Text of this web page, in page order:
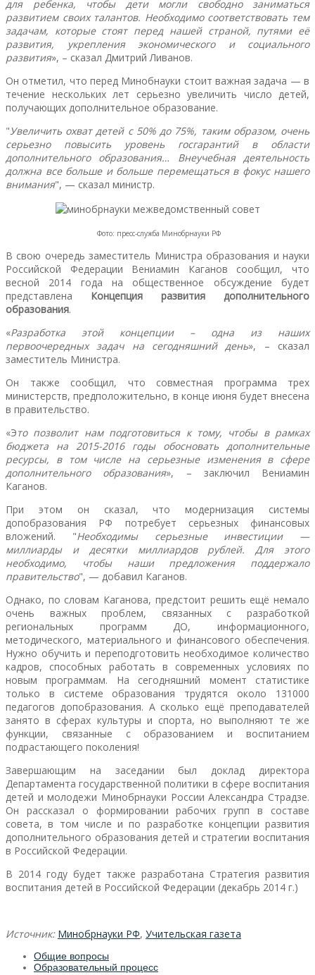
для ребенка, чтобы дети могли свободно заниматься
развитием своих талантов. Необходимо соответствовать тем
задачам, которые стоят перед нашей страной, путями её
развития, укрепления экономического и социального
развития», – сказал Дмитрий Ливанов.
Он отметил, что перед Минобнауки стоит важная задача — в
течение нескольких лет серьезно увеличить число детей,
получающих дополнительное образование.
"Увеличить охват детей с 50% до 75%, таким образом, очень
серьезно повысить уровень госгарантий в области
дополнительного образования… Внеучебная деятельность
должна все больше и больше перемещаться в фокус нашего
внимания", — сказал министр.
Фото: пресс-служба Минобрнауки РФ
В свою очередь заместитель Министра образования и науки
Российской Федерации Вениамин Каганов сообщил, что
весной 2014 года на общественное обсуждение будет
представлена Концепция развития дополнительного
образования.
«Разработка этой концепции – одна из наших
первоочередных задач на сегодняшний день», – сказал
заместитель Министра.
Он также сообщил, что совместная программа трех
министерств, предположительно, в конце июня будет внесена
в правительство.
«Это позволит нам подготовиться к тому, чтобы в рамках
бюджета на 2015-2016 годы обосновать дополнительные
ресурсы, в том числе на серьезные изменения в сфере
дополнительного образования», – заключил Вениамин
Каганов.
При этом он сказал, что модернизация системы
допобразования РФ потребует серьезных финансовых
вложений. "Необходимы серьезные инвестиции —
миллиарды и десятки миллиардов рублей. Для этого
необходимо, чтобы наши предложения поддержало
правительство", — добавил Каганов.
Однако, по словам Каганова, предстоит решить ещё немало
очень важных проблем, связанных с разработкой
региональных программ ДО, информационного,
методического, материального и финансового обеспечения.
Нужно обучить и переподготовить необходимое количество
кадров, способных работать в современных условиях по
новым программам. На сегодняшний момент статистике
только в системе образования трудятся около 131000
педагогов допобразования. А сколько ещё преподавателей
занято в сферах культуры и спорта, но выполняют те же
функции, связанные с образованием и воспитанием
подрастающего поколения!
Завершающим на заседании был доклад директора
Департамента государственной политики в сфере воспитания
детей и молодежи Минобрнауки России Александра Страдзе.
Он рассказал о формировании рабочих групп в составе
совета, в том числе и по разработке концепции развития
дополнительного образования детей и стратегии воспитания
в Российской Федерации.
В 2014 году будет также разработана Стратегия развития
воспитания детей в Российской Федерации (декабрь 2014 г.)
Источник: Минобрнауки РФ, Учительская газета
Общие вопросы
Образовательный процесс